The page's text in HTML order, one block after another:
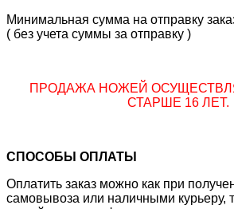
Минимальная сумма на отправку
( без учета суммы за отправку )
ПРОДАЖА НОЖЕЙ
СТАРШЕ 16 ЛЕТ.
СПОСОБЫ ОПЛАТЫ
Оплатить заказ можно как при
самовывоза или наличными курьеру,